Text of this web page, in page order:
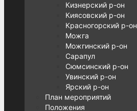
Кизнерский р-он
Киясовский р-он
Красногорский р-он
Можга
Можгинский р-он
Сарапул
Сюмсинский р-он
Увинский р-он
Ярский р-он
План мероприятий
Положения